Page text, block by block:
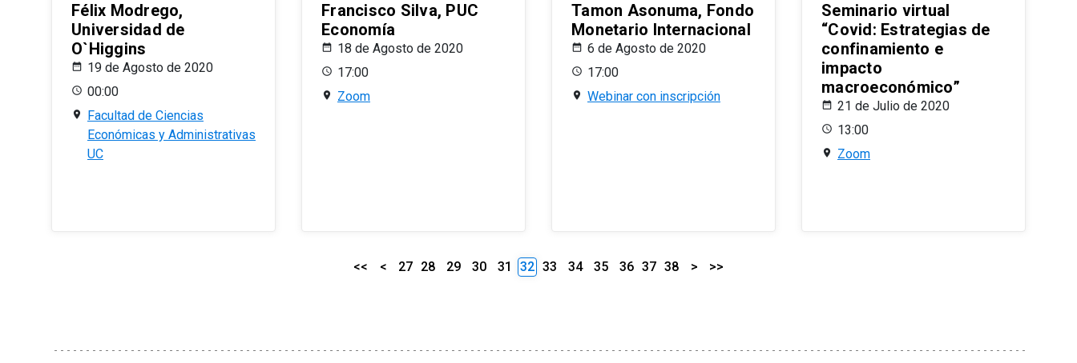
Félix Modrego,
Universidad de
O`Higgins
19 de Agosto de 2020
00:00
Facultad de Ciencias
Económicas y Administrativas
UC
Francisco Silva, PUC
Economía
18 de Agosto de 2020
17:00
Zoom
Tamon Asonuma, Fondo
Monetario Internacional
6 de Agosto de 2020
17:00
Webinar con inscripción
Seminario virtual
“Covid: Estrategias de
confinamiento e
impacto
macroeconómico”
21 de Julio de 2020
13:00
Zoom
<< < 27 28 29 30 31 32 33 34 35 36 37 38 > >>